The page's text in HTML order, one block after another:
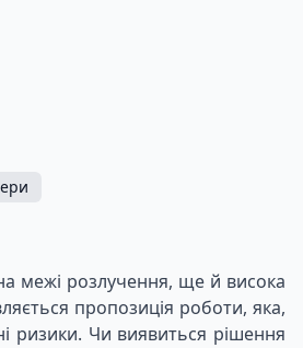
межі розлучення, ще й висока
пропозиція роботи, яка,
ризики. Чи виявиться рішення